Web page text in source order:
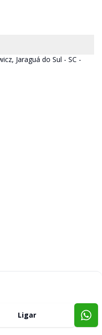
Ligar
Jaraguá do Sul - SC -
Loft